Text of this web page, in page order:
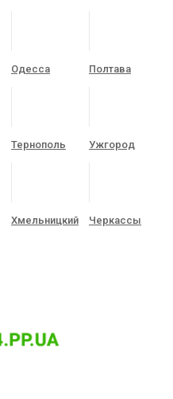
Одесса Полтава
Тернополь Ужгород
Хмельницкий Черкассы